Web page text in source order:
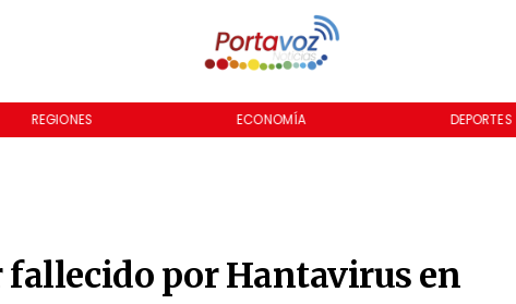
por Hantavirus en